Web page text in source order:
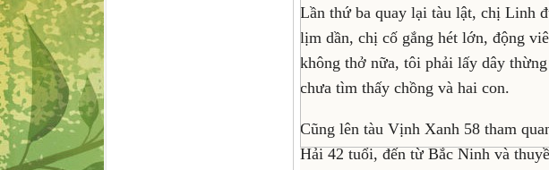
Lần thứ ba quay lại tàu lật, chị Linh
lịm dần, chị cố gắng hét lớn, động
không thở nữa, tôi phải lấy dây
chưa tìm thấy chồng và hai con.
Cũng lên tàu Vịnh Xanh 58 tham
Hải 42 tuổi, đến từ Bắc Ninh và